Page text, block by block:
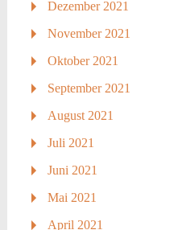
Dezember 2021
November 2021
Oktober 2021
September 2021
August 2021
Juli 2021
Juni 2021
Mai 2021
April 2021